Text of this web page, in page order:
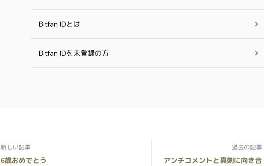
Bitfan IDとは
Bitfan IDを未登録の方
新しい記事
6歳おめでとう
過去の記事
アンチコメントと真剣に向き合